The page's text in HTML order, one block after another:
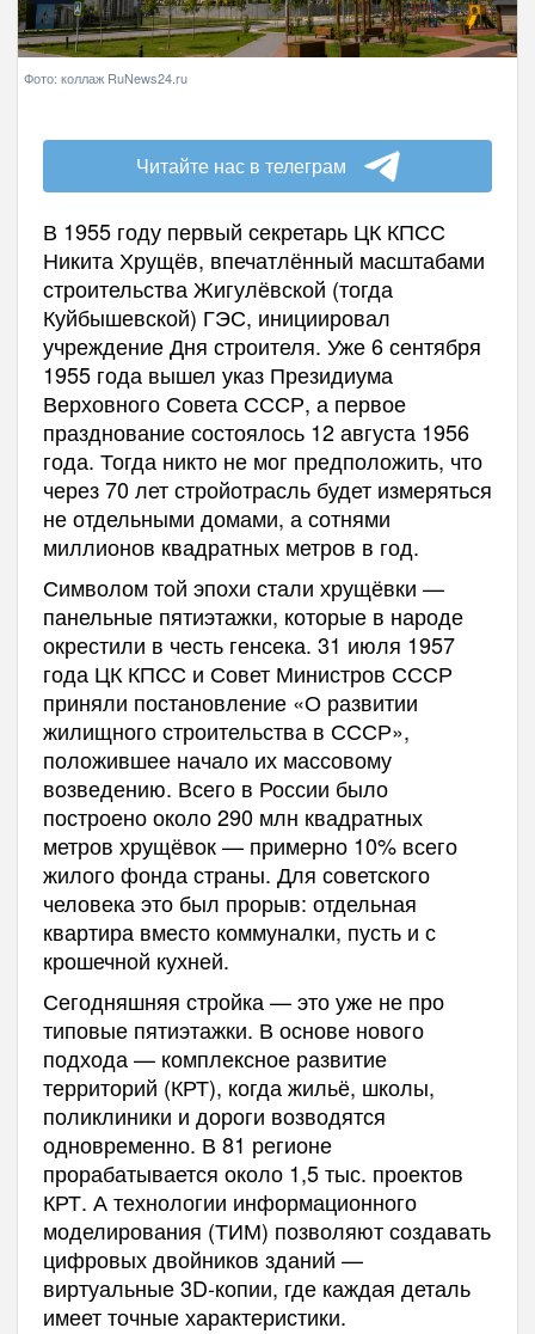
Фото: коллаж RuNews24.ru
Читайте нас в телеграм
В 1955 году первый секретарь ЦК КПСС
Никита Хрущёв, впечатлённый масштабами
строительства Жигулёвской (тогда
Куйбышевской) ГЭС, инициировал
учреждение Дня строителя. Уже 6 сентября
1955 года вышел указ Президиума
Верховного Совета СССР, а первое
празднование состоялось 12 августа 1956
года. Тогда никто не мог предположить, что
через 70 лет стройотрасль будет измеряться
не отдельными домами, а сотнями
миллионов квадратных метров в год.
Символом той эпохи стали хрущёвки —
панельные пятиэтажки, которые в народе
окрестили в честь генсека. 31 июля 1957
года ЦК КПСС и Совет Министров СССР
приняли постановление «О развитии
жилищного строительства в СССР»,
положившее начало их массовому
возведению. Всего в России было
построено около 290 млн квадратных
метров хрущёвок — примерно 10% всего
жилого фонда страны. Для советского
человека это был прорыв: отдельная
квартира вместо коммуналки, пусть и с
крошечной кухней.
Сегодняшняя стройка — это уже не про
типовые пятиэтажки. В основе нового
подхода — комплексное развитие
территорий (КРТ), когда жильё, школы,
поликлиники и дороги возводятся
одновременно. В 81 регионе
прорабатывается около 1,5 тыс. проектов
КРТ. А технологии информационного
моделирования (ТИМ) позволяют создавать
цифровых двойников зданий —
виртуальные 3D-копии, где каждая деталь
имеет точные характеристики.